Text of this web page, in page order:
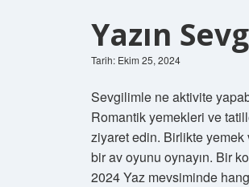
Yazın
Tarih: Ekim 25, 2024
Sevgilimle ne aktivite
Romantik yemekleri ve
ziyaret edin. Birlikte yemek
bir av oyunu oynayın. Bir
2024 Yaz mevsiminde